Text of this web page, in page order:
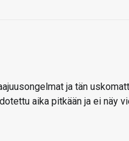
ja tän
aika pitkään ja ei näy